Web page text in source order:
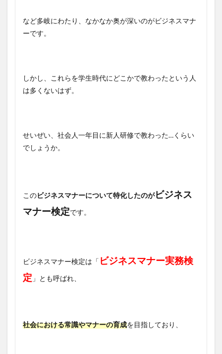
など多岐にわたり、なかなか奥が深いのがビジネスマナ
ーです。
しかし、これらを学生時代にどこかで教わったという人
は多くないはず。
せいぜい、社会人一年目に新人研修で教わった…くらい
でしょうか。
このビジネスマナーについて特化したのがビジネス
マナー検定です。
ビジネスマナー検定は「 ビジネスマナー実務検
定 」とも呼ばれ、
社会における常識やマナーの育成を目指しており、